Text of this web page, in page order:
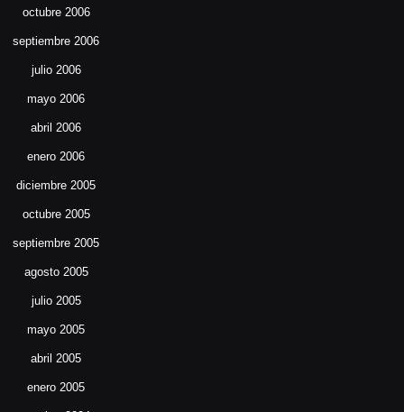
octubre 2006
septiembre 2006
julio 2006
mayo 2006
abril 2006
enero 2006
diciembre 2005
octubre 2005
septiembre 2005
agosto 2005
julio 2005
mayo 2005
abril 2005
enero 2005